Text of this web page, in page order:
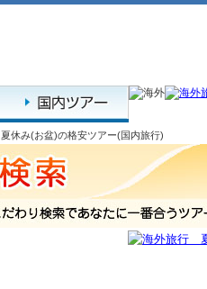
夏休み(お盆)の格安ツアー(国内旅行)